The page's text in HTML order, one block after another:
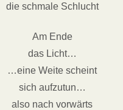
die schmale Schlucht
Am Ende
das Licht…
…eine Weite scheint
sich aufzutun…
also nach vorwärts